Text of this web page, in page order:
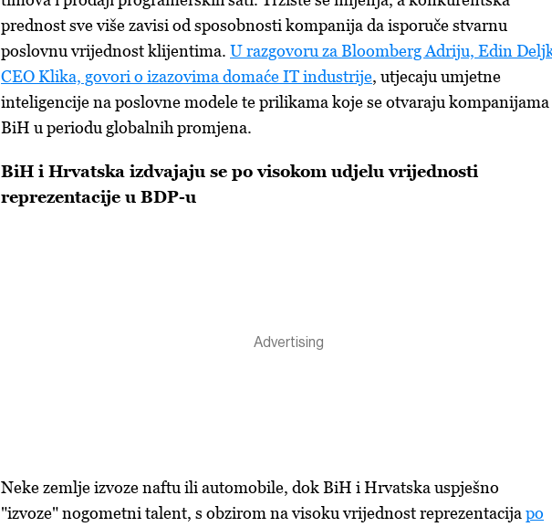
prednost sve više zavisi od sposobnosti kompanija da isporuče stvarnu
poslovnu vrijednost klijentima. U razgovoru za Bloomberg Adriju, Edin
CEO Klika, govori o izazovima domaće IT industrije, utjecaju umjetne
inteligencije na poslovne modele te prilikama koje se otvaraju kompanijama
BiH u periodu globalnih promjena.
BiH i Hrvatska izdvajaju se po visokom udjelu vrijednosti
reprezentacije u BDP-u
Neke zemlje izvoze naftu ili automobile, dok BiH i Hrvatska uspješno
"izvoze" nogometni talent, s obzirom na visoku vrijednost reprezentacija po